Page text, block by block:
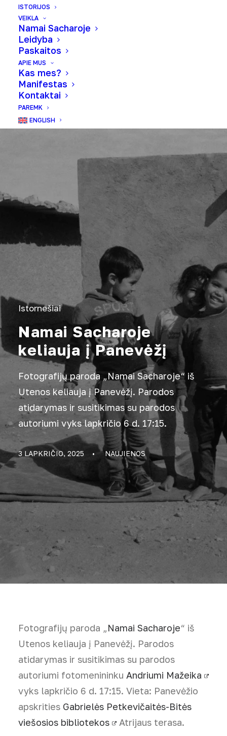
ISTORIJOS
VEIKLA
Namai Sacharoje
Leidyba
Paskaitos
APIE MUS
Kas mes?
Manifestas
Kontaktai
PAREMK
ENGLISH
Istornešiai
Namai Sacharoje
keliauja į Panevėžį
Fotografijų paroda „Namai Sacharoje“ iš
Utenos keliauja į Panevėžį. Parodos
atidarymas ir susitikimas su parodos
autoriumi vyks lapkričio 6 d. 17:15.
3 LAPKRIČIO, 2025 • NAUJIENOS
Fotografijų paroda „Namai Sacharoje“ iš
Utenos keliauja į Panevėžį. Parodos
atidarymas ir susitikimas su parodos
autoriumi fotomenininku Andriumi Mažeika
vyks lapkričio 6 d. 17:15. Vieta: Panevėžio
apskrities Gabrielės Petkevičaitės-Bitės
viešosios bibliotekos
Atrijaus terasa.